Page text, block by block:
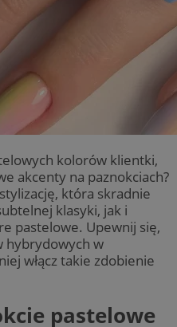
kolorów klientki,
akcenty na paznokciach?
która skradnie
klasyki, jak i
pastelowe. Upewnij się,
hybrydowych w
włącz takie zdobienie
pastelowe